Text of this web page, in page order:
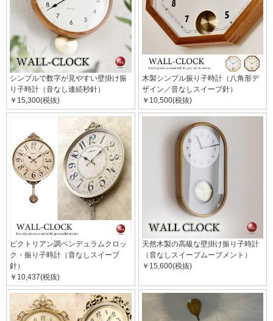
シンプルで数字が見やすい壁掛け振
り子時計（音なし連続秒針）
￥15,300(税抜)
木製シンプル振り子時計（八角形デ
ザイン／音なしスイープ針）
￥10,500(税抜)
ビクトリアン調ペンデュラムクロッ
ク・振り子時計（音なしスイープ
針）
￥10,437(税抜)
天然木製の高級な壁掛け振り子時計
（音なしスイープムーブメント）
￥15,600(税抜)